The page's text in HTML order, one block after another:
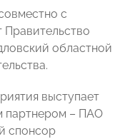
с
областной
выступает
партнером – ПAO
спонсор